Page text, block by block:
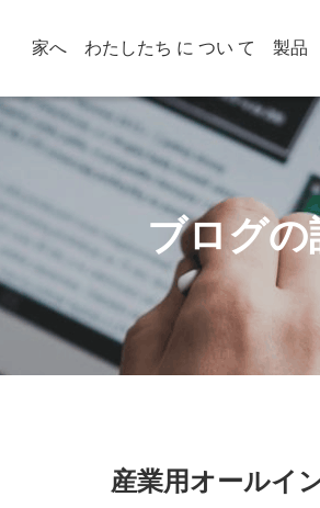
家へ わたしたち に つい て 製品
ブログの
産業用オールイ